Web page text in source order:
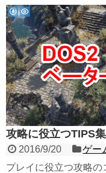
攻略に役立つTIPS
2016/9/20
ゲー
プレイに役立つ攻略